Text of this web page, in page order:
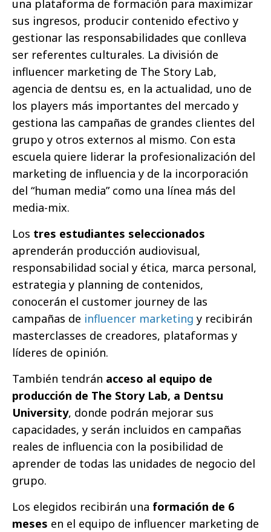
una plataforma de formación para maximizar
sus ingresos, producir contenido efectivo y
gestionar las responsabilidades que conlleva
ser referentes culturales. La división de
influencer marketing de The Story Lab,
agencia de dentsu es, en la actualidad, uno de
los players más importantes del mercado y
gestiona las campañas de grandes clientes del
grupo y otros externos al mismo. Con esta
escuela quiere liderar la profesionalización del
marketing de influencia y de la incorporación
del “human media” como una línea más del
media-mix.
Los tres estudiantes seleccionados
aprenderán producción audiovisual,
responsabilidad social y ética, marca personal,
estrategia y planning de contenidos,
conocerán el customer journey de las
campañas de influencer marketing y recibirán
masterclasses de creadores, plataformas y
líderes de opinión.
También tendrán acceso al equipo de
producción de The Story Lab, a Dentsu
University, donde podrán mejorar sus
capacidades, y serán incluidos en campañas
reales de influencia con la posibilidad de
aprender de todas las unidades de negocio del
grupo.
Los elegidos recibirán una formación de 6
meses en el equipo de influencer marketing de